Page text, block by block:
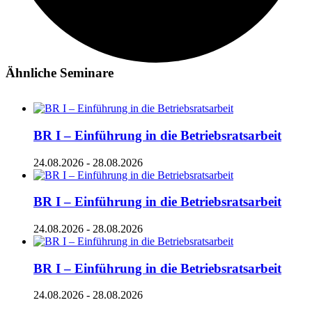
Ähnliche Seminare
BR I – Einführung in die Betriebsratsarbeit
24.08.2026 - 28.08.2026
BR I – Einführung in die Betriebsratsarbeit
24.08.2026 - 28.08.2026
BR I – Einführung in die Betriebsratsarbeit
24.08.2026 - 28.08.2026